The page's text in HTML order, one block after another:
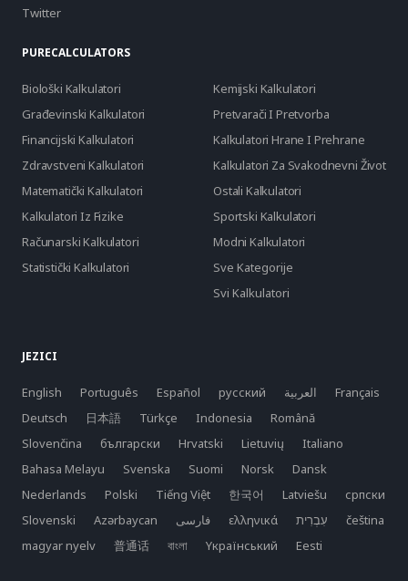
Twitter
PURECALCULATORS
Biološki Kalkulatori
Kemijski Kalkulatori
Građevinski Kalkulatori
Pretvarači I Pretvorba
Financijski Kalkulatori
Kalkulatori Hrane I Prehrane
Zdravstveni Kalkulatori
Kalkulatori Za Svakodnevni Život
Matematički Kalkulatori
Ostali Kalkulatori
Kalkulatori Iz Fizike
Sportski Kalkulatori
Računarski Kalkulatori
Modni Kalkulatori
Statistički Kalkulatori
Sve Kategorije
Svi Kalkulatori
JEZICI
English Português Español русский العربية
Français
Deutsch
日本語 Türkçe Indonesia
Română
Slovenčina
български Hrvatski Lietuvių
Italiano
Bahasa Melayu
Svenska Suomi Norsk
Dansk
Nederlands
Polski Tiếng Việt 한국어 Latviešu
српски
Slovenski
Azərbaycan فارسی ελληνικά
čeština
magyar nyelv
普通话 বাংলা Yкраїнський Eesti